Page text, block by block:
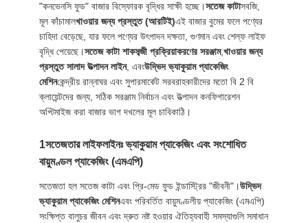
একটি
উদ্ধৃতি
অনুরোধ
করুন
গোপনীয়তা
"কনভেনসি ফুড" বাজার বিস্ফোরক বৃদ্ধির সাক্ষী হচ্ছে।সতেজ কাটাসবজি,
মূল কাঁচামালখাওয়ার জন্য প্রস্তুত (আরটিই)এই বাজার বুমের ফলে পণ্যের
চাহিদা বেড়েছে, যার ফলে পণ্যের উৎপাদন দক্ষতা, গুণমান এবং শেল্ফ লাইফ
বৃদ্ধি পেয়েছে।সতেজ কাটা শাকসব্জী প্রক্রিয়াকরণের সরঞ্জাম,খাওয়ার জন্য
প্রস্তুত সালাদ উত্পাদন লাইন, এবংউদ্ভিদ ভ্যাকুয়াম প্যাকেজিং
মেশিনকেন্দ্রীয় রান্নাঘর এবং সুপারমার্কেট সরবরাহকারীদের মতো বি 2 বি
ক্লায়েন্টদের জন্য, সঠিক সরঞ্জাম নির্বাচন এবং উত্পাদন কনফিগারেশন
অপ্টিমাইজ করা বাজার ভাগ দখলের মূল চাবিকাঠি।
1সতেজতার লাইফলাইনঃ ভ্যাকুয়াম প্যাকেজিং এবং সংশোধিত
বায়ুমণ্ডল প্যাকেজিং (এমএপি)
সতেজতা হল সতেজ কাটা এবং প্রি-মেড ফুড ইন্ডাস্ট্রির "জীবনী"।উদ্ভিদ
ভ্যাকুয়াম প্যাকেজিং মেশিনএবং পরিবর্তিত বায়ুমণ্ডলীয় প্যাকেজিং (এমএপি)
সংক্ষিপ্ত বালুচর জীবন এবং দ্রুত নষ্ট হওয়ার ঐতিহ্যবাহী সমস্যাগুলি সমাধান